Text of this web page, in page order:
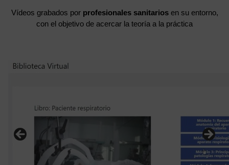
Vídeos grabados por profesionales sanitariosen su entorno,
con el objetivo de acercar la teoría a la práctica